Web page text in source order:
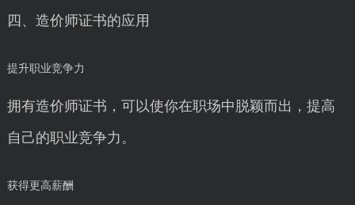
四、造价师证书的应用
提升职业竞争力
拥有造价师证书，可以使你在职场中脱颖而出，提高
自己的职业竞争力。
获得更高薪酬